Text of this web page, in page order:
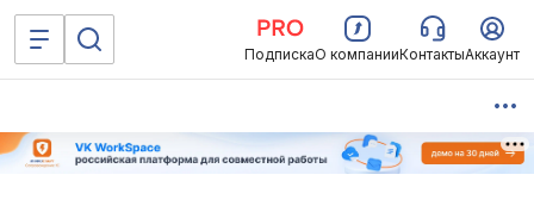
ПодпискаО компанииКонтактыАккаунт